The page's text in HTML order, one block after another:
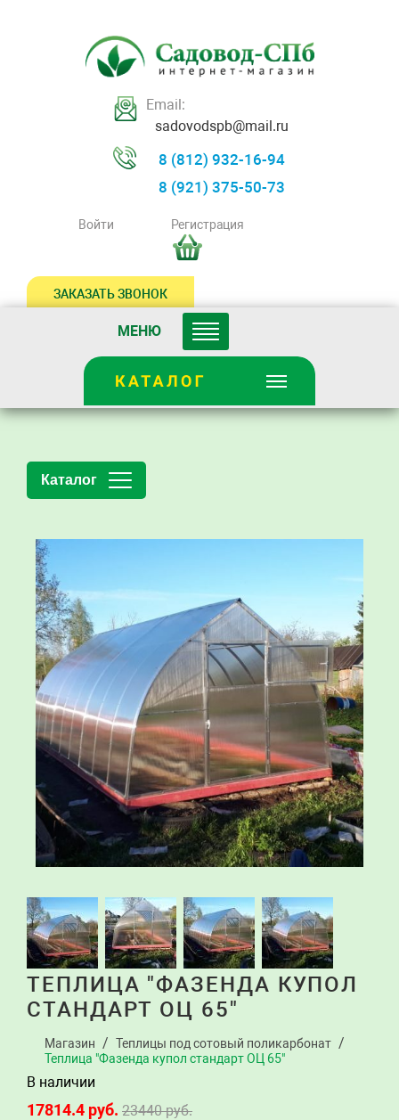
Email:
sadovodspb@mail.ru
8 (812) 932-16-94
8 (921) 375-50-73
Войти Регистрация
ЗАКАЗАТЬ ЗВОНОК
МЕНЮ
Каталог
ТЕПЛИЦА "ФАЗЕНДА КУПОЛ
СТАНДАРТ ОЦ 65"
Магазин
Теплицы под сотовый поликарбонат
Теплица "Фазенда купол стандарт ОЦ 65"
В наличии
17814.4 руб. 23440руб.